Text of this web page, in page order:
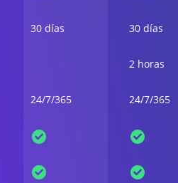
30 días
24/7/365
30 días
2 horas
24/7/365